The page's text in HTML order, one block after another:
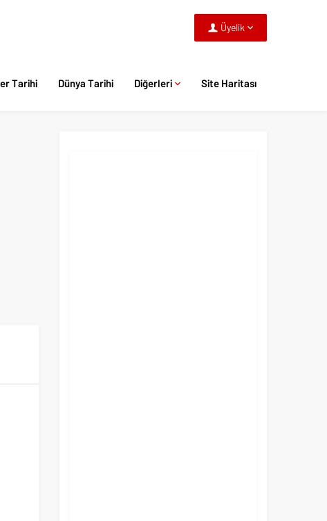
Üyelik
Tarihi Dünya Tarihi Diğerleri Site Haritası